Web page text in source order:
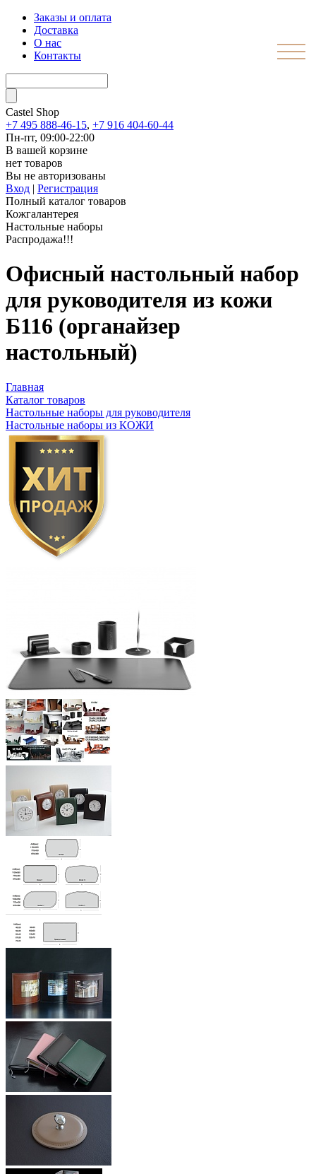
Заказы и оплата
Доставка
О нас
Контакты
Castel Shop
+7 495 888-46-15, +7 916 404-60-44
Пн-пт, 09:00-22:00
В вашей корзине
нет товаров
Вы не авторизованы
Вход | Регистрация
Полный каталог товаров
Кожгалантерея
Настольные наборы
Распродажа!!!
Офисный настольный набор
для руководителя из кожи
Б116 (органайзер
настольный)
Главная
Каталог товаров
Настольные наборы для руководителя
Настольные наборы из КОЖИ